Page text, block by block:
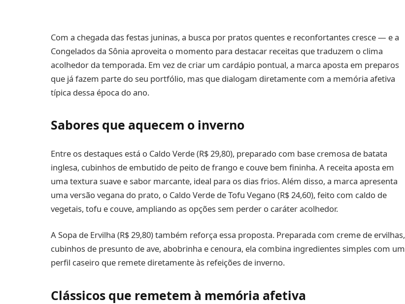
Com a chegada das festas juninas, a busca por pratos quentes e reconfortantes cresce — e a
Congelados da Sônia aproveita o momento para destacar receitas que traduzem o clima
acolhedor da temporada. Em vez de criar um cardápio pontual, a marca aposta em preparos
que já fazem parte do seu portfólio, mas que dialogam diretamente com a memória afetiva
típica dessa época do ano.
Sabores que aquecem o inverno
Entre os destaques está o Caldo Verde (R$ 29,80), preparado com base cremosa de batata
inglesa, cubinhos de embutido de peito de frango e couve bem fininha. A receita aposta em
uma textura suave e sabor marcante, ideal para os dias frios. Além disso, a marca apresenta
uma versão vegana do prato, o Caldo Verde de Tofu Vegano (R$ 24,60), feito com caldo de
vegetais, tofu e couve, ampliando as opções sem perder o caráter acolhedor.
A Sopa de Ervilha (R$ 29,80) também reforça essa proposta. Preparada com creme de ervilhas,
cubinhos de presunto de ave, abobrinha e cenoura, ela combina ingredientes simples com um
perfil caseiro que remete diretamente às refeições de inverno.
Clássicos que remetem à memória afetiva